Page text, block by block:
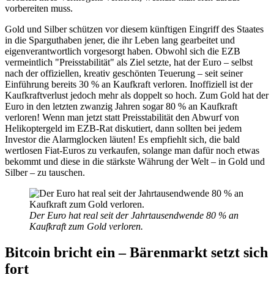
vorbereiten muss.
Gold und Silber schützen vor diesem künftigen Eingriff des Staates
in die Sparguthaben jener, die ihr Leben lang gearbeitet und
eigenverantwortlich vorgesorgt haben. Obwohl sich die EZB
vermeintlich "Preisstabilität" als Ziel setzte, hat der Euro – selbst
nach der offiziellen, kreativ geschönten Teuerung – seit seiner
Einführung bereits 30 % an Kaufkraft verloren. Inoffiziell ist der
Kaufkraftverlust jedoch mehr als doppelt so hoch. Zum Gold hat der
Euro in den letzten zwanzig Jahren sogar 80 % an Kaufkraft
verloren! Wenn man jetzt statt Preisstabilität den Abwurf von
Helikoptergeld im EZB-Rat diskutiert, dann sollten bei jedem
Investor die Alarmglocken läuten! Es empfiehlt sich, die bald
wertlosen Fiat-Euros zu verkaufen, solange man dafür noch etwas
bekommt und diese in die stärkste Währung der Welt – in Gold und
Silber – zu tauschen.
Der Euro hat real seit der Jahrtausendwende 80 % an
Kaufkraft zum Gold verloren.
Bitcoin bricht ein – Bärenmarkt setzt sich
fort